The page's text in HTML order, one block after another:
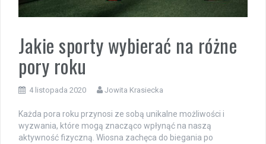
Jakie sporty wybierać na różne
pory roku
4 listopada 2020 Jowita Krasiecka
Każda pora roku przynosi ze sobą unikalne możliwości i
wyzwania, które mogą znacząco wpłynąć na naszą
aktywność fizyczną. Wiosna zachęca do biegania po